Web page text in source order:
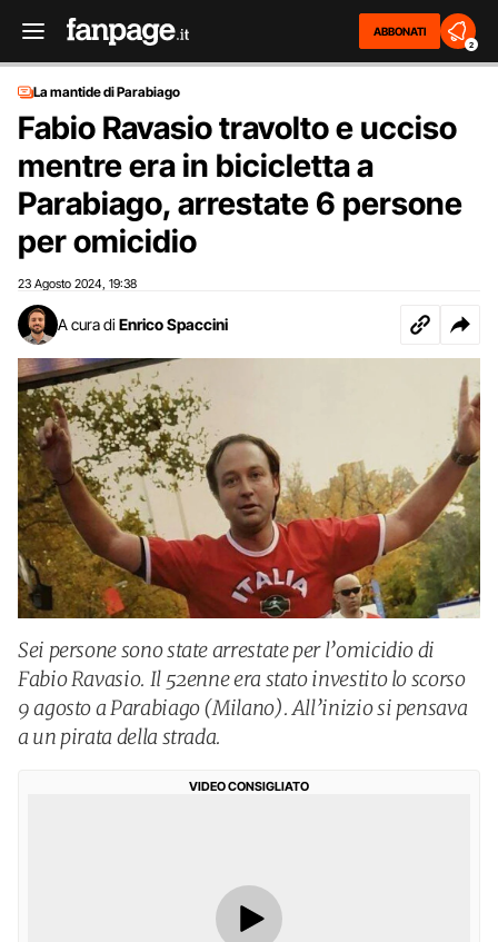
ABBONATI
2
La mantide di Parabiago
Fabio Ravasio travolto e ucciso
mentre era in bicicletta a
Parabiago, arrestate 6 persone
per omicidio
23 Agosto 2024 19:38
A cura di Enrico Spaccini
Sei persone sono state arrestate per l’omicidio di
Fabio Ravasio. Il 52enne era stato investito lo scorso
9 agosto a Parabiago (Milano). All’inizio si pensava
a un pirata della strada.
VIDEO CONSIGLIATO